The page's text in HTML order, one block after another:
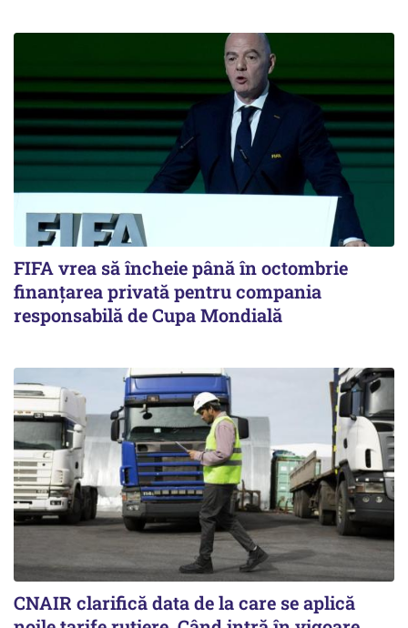
FIFA vrea să încheie până în octombrie
finanțarea privată pentru compania
responsabilă de Cupa Mondială
CNAIR clarifică data de la care se aplică